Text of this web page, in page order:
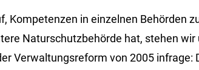
Kompetenzen in einzelnen Behörden
Naturschutzbehörde hat, stehen wir
Verwaltungsreform von 2005 infrage: